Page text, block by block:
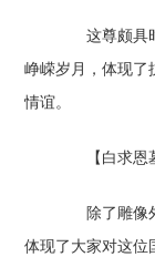
这尊颇具时
峥嵘岁月，体现了
情谊。
【白求恩墓
除了雕像外
体现了大家对这位